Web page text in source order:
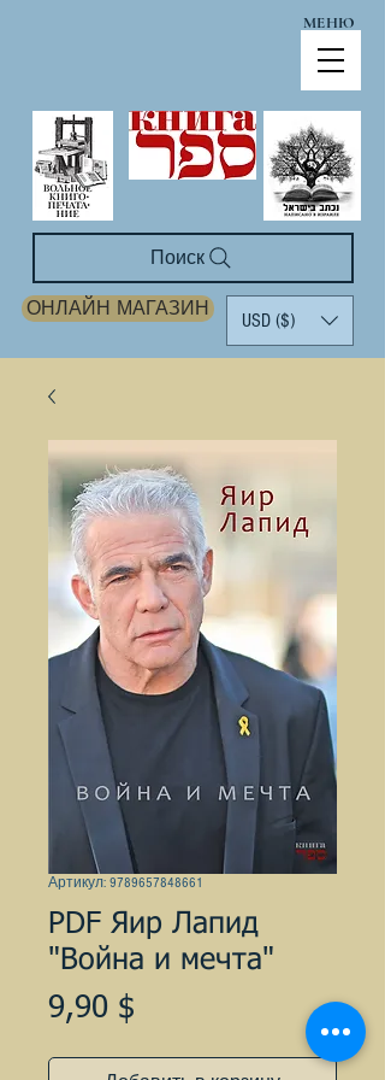
МЕНЮ
ОНЛАЙН МАГАЗИН
USD ($)
Поиск
Артикул: 9789657848661
PDF Яир Лапид
"Война и мечта"
9,90 $